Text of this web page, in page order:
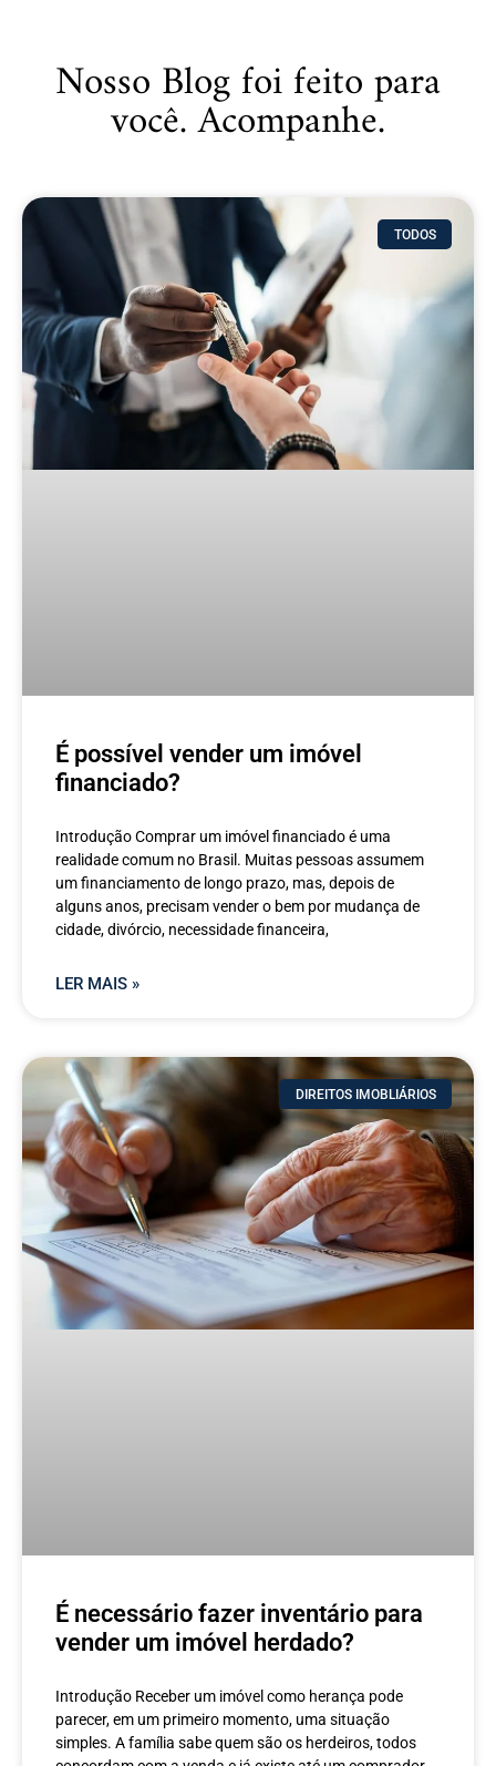
Nosso Blog foi feito para
você. Acompanhe.
TODOS
É possível vender um imóvel
financiado?
Introdução Comprar um imóvel financiado é uma
realidade comum no Brasil. Muitas pessoas assumem
um financiamento de longo prazo, mas, depois de
alguns anos, precisam vender o bem por mudança de
cidade, divórcio, necessidade financeira,
LER MAIS »
DIREITOS IMOBLIÁRIOS
É necessário fazer inventário para
vender um imóvel herdado?
Introdução Receber um imóvel como herança pode
parecer, em um primeiro momento, uma situação
simples. A família sabe quem são os herdeiros, todos